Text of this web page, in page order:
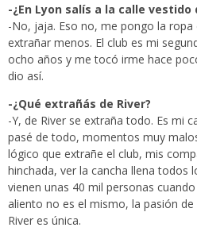
-¿En Lyon salís a la calle vestido
-No, jaja. Eso no, me pongo la ropa
extrañar menos. El club es mi
ocho años y me tocó irme hace
dio así.
-¿Qué extrañás de River?
-Y, de River se extraña todo. Es mi
pasé de todo, momentos muy
lógico que extrañe el club, mis
hinchada, ver la cancha llena todos
vienen unas 40 mil personas
aliento no es el mismo, la pasión
River es única.